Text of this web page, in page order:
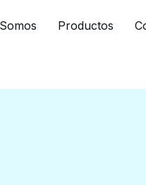
Productos